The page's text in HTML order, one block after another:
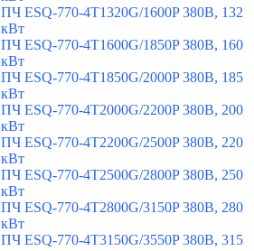
ПЧ ESQ-770-4T1320G/1600P 380В, 132
кВт
ПЧ ESQ-770-4T1600G/1850P 380В, 160
кВт
ПЧ ESQ-770-4T1850G/2000P 380В, 185
кВт
ПЧ ESQ-770-4T2000G/2200P 380В, 200
кВт
ПЧ ESQ-770-4T2200G/2500P 380В, 220
кВт
ПЧ ESQ-770-4T2500G/2800P 380В, 250
кВт
ПЧ ESQ-770-4T2800G/3150P 380В, 280
кВт
ПЧ ESQ-770-4T3150G/3550P 380В, 315